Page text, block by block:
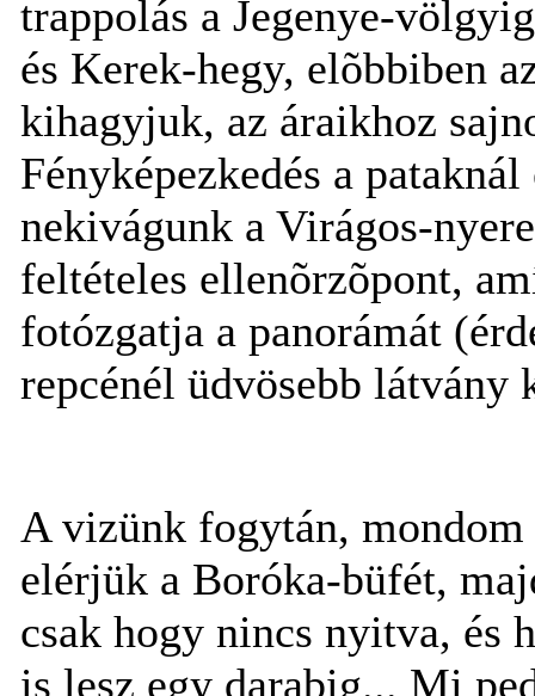
trappolás a Jegenye-
és Kerek-hegy, elõbbiben
kihagyjuk, az áraikhoz
Fényképezkedés a
nekivágunk a Virágos-
feltételes ellenõrzõpont,
fotózgatja a panorámát
repcénél üdvösebb látvány
A vizünk fogytán,
elérjük a Boróka-büfét,
csak hogy nincs nyitva, és
is lesz egy darabig... Mi